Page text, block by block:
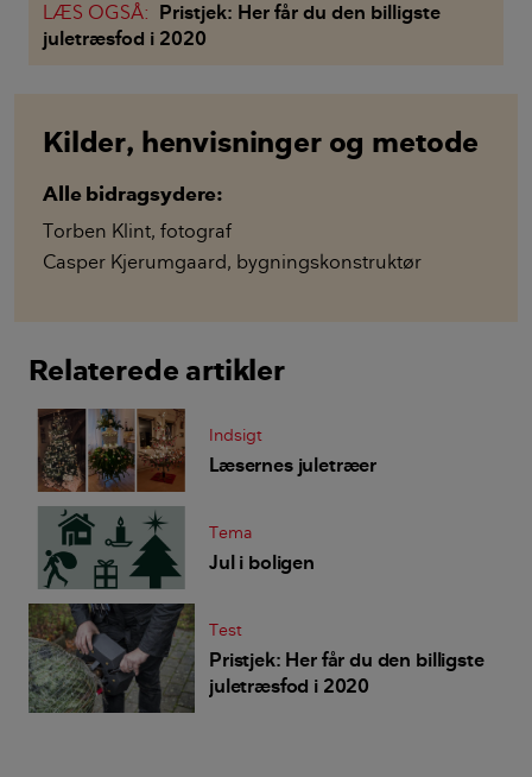
LÆS OGSÅ: Pristjek: Her får du den billigste
juletræsfod i 2020
Kilder, henvisninger og metode
Alle bidragsydere:
Torben Klint, fotograf
Casper Kjerumgaard, bygningskonstruktør
Relaterede artikler
Indsigt
Læsernes juletræer
Tema
Jul i boligen
Test
Pristjek: Her får du den billigste
juletræsfod i 2020